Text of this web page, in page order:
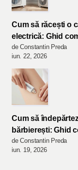
Cum să răcești o
electrică: Ghid
de Constantin Preda
iun. 22, 2026
Cum să
bărbierești: Ghid
de Constantin Preda
iun. 19, 2026